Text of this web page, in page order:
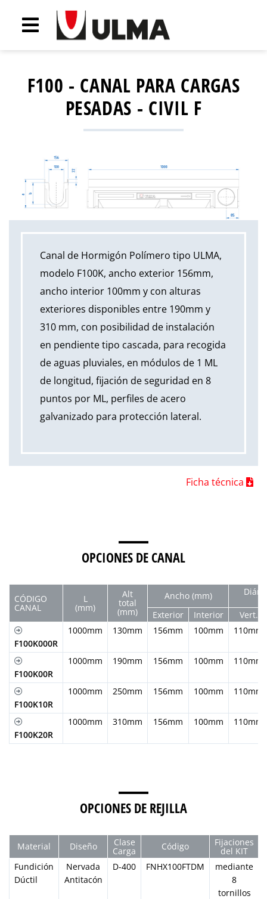
F100 - CANAL PARA CARGAS
PESADAS - CIVIL F
Canal de Hormigón Polímero tipo ULMA,
modelo F100K, ancho exterior 156mm,
ancho interior 100mm y con alturas
exteriores disponibles entre 190mm y
310 mm, con posibilidad de instalación
en pendiente tipo cascada, para recogida
de aguas pluviales, en módulos de 1 ML
de longitud, fijación de seguridad en 8
puntos por ML, perfiles de acero
galvanizado para protección lateral.
Ficha técnica
OPCIONES DE CANAL
CÓDIGO
CANAL
L
(mm)
Alt
total
(mm)
Ancho (mm)
Exterior
Interior Vert.
F100K000R
1000mm 130mm 156mm 100mm 110mm
F100K00R
1000mm 190mm 156mm 100mm 110mm
F100K10R
1000mm 250mm 156mm 100mm 110mm
F100K20R
1000mm 310mm 156mm 100mm 110mm
OPCIONES DE REJILLA
Material Diseño Clase
Carga Código Fijaciones
del KIT
Fundición
Dúctil
Nervada
Antitacón
D-400 FNHX100FTDM
mediante
8
tornillos